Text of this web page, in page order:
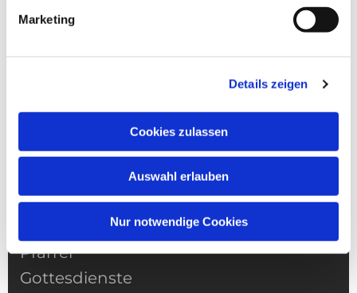
Marketing
Details zeigen
Cookies zulassen
Auswahl erlauben
Nur notwendige Cookies
NAVIGATION
Pfarrei
Gottesdienste